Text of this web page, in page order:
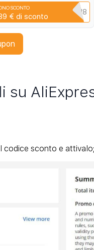
7T
SCONTO
€ di scontoCYPQ3XAVLEH8
su
codice sconto e attivalo;